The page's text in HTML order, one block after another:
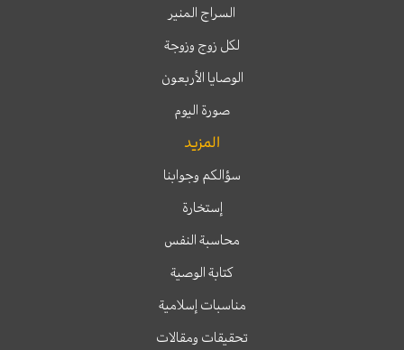
السراج المنير
لكل زوج وزوجة
الوصايا الأربعون
صورة اليوم
المزيد
سؤالكم وجوابنا
إستخارة
محاسبة النفس
كتابة الوصية
مناسبات إسلامية
تحقيقات ومقالات